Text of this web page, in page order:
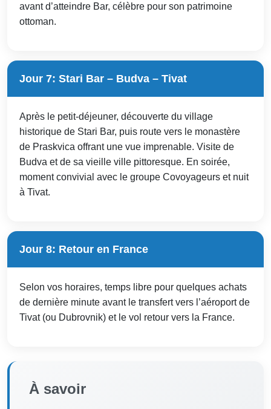
avant d’atteindre Bar, célèbre pour son patrimoine
ottoman.
Jour 7: Stari Bar – Budva – Tivat
Après le petit-déjeuner, découverte du village
historique de Stari Bar, puis route vers le monastère
de Praskvica offrant une vue imprenable. Visite de
Budva et de sa vieille ville pittoresque. En soirée,
moment convivial avec le groupe Covoyageurs et nuit
à Tivat.
Jour 8: Retour en France
Selon vos horaires, temps libre pour quelques achats
de dernière minute avant le transfert vers l’aéroport de
Tivat (ou Dubrovnik) et le vol retour vers la France.
À savoir